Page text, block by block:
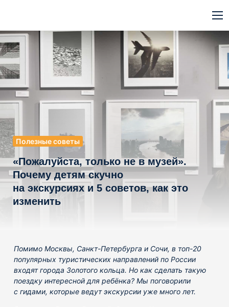
Полезные советы
«Пожалуйста, только не в музей».
Почему детям скучно
на экскурсиях и 5 советов, как это
изменить
Помимо Москвы, Санкт-Петербурга и Сочи, в топ-20
популярных туристических направлений по России
входят города Золотого кольца. Но как сделать такую
поездку интересной для ребёнка? Мы поговорили
с гидами, которые ведут экскурсии уже много лет.